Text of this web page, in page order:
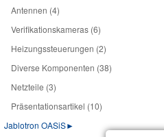
Antennen (4)
Verifikationskameras (6)
Heizungssteuerungen (2)
Diverse Komponenten (38)
Netzteile (3)
Präsentationsartikel (10)
Jablotron OASiS►